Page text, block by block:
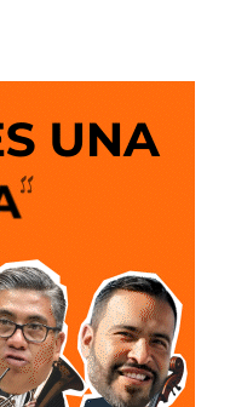
regulación de los
limitar la libertad de
fue
alguna
el ejercicio
en la responsabilidad